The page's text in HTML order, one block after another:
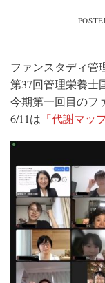
ファンスタディ管
第37回管理栄養士
今期第一回目のフ
6/11は 「代謝マッ